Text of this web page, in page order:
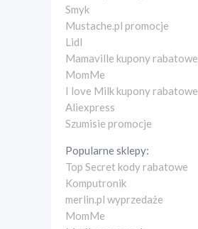
Smyk
Mustache.pl promocje
Lidl
Mamaville kupony rabatowe
MomMe
I love Milk kupony rabatowe
Aliexpress
Szumisie promocje
Popularne sklepy:
Top Secret kody rabatowe
Komputronik
merlin.pl wyprzedaże
MomMe